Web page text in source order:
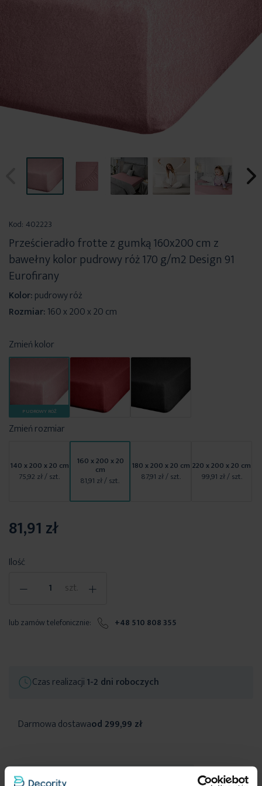
początek
galerii
Kod: 402223
Prześcieradło frotte z gumką 160x200 cm z
bawełny kolor pudrowy róż 170 g/m2 Design 91
Eurofirany
Kolor:pudrowy róż
Rozmiar:160 x 200 x 20 cm
Zmień kolor
PUDROWY RÓŻ
Zmień rozmiar
140 x 200 x 20 cm
75,92 zł/ szt.
160 x 200 x 20
cm
81,91 zł/ szt.
180 x 200 x 20 cm
87,91 zł/ szt.
220 x 200 x 20 cm
99,91 zł/ szt.
Ilość
- szt. +
81,91 zł
lub zamów telefonicznie: +48 510 808 355
Czas realizacji1-2 dni roboczych
Darmowa dostawaod 299,99 zł
Inne produkty z kolekcji: